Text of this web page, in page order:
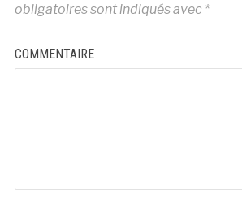
obligatoires sont indiqués avec *
COMMENTAIRE